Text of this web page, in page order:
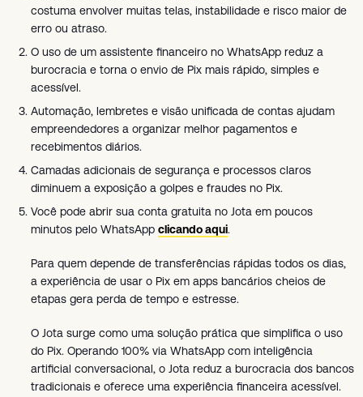
costuma envolver muitas telas, instabilidade e risco maior de
erro ou atraso.
O uso de um assistente financeiro no WhatsApp reduz a
burocracia e torna o envio de Pix mais rápido, simples e
acessível.
Automação, lembretes e visão unificada de contas ajudam
empreendedores a organizar melhor pagamentos e
recebimentos diários.
Camadas adicionais de segurança e processos claros
diminuem a exposição a golpes e fraudes no Pix.
Você pode abrir sua conta gratuita no Jota em poucos
minutos pelo WhatsApp clicando aqui.
Para quem depende de transferências rápidas todos os dias,
a experiência de usar o Pix em apps bancários cheios de
etapas gera perda de tempo e estresse.
O Jota surge como uma solução prática que simplifica o uso
do Pix. Operando 100% via WhatsApp com inteligência
artificial conversacional, o Jota reduz a burocracia dos bancos
tradicionais e oferece uma experiência financeira acessível.